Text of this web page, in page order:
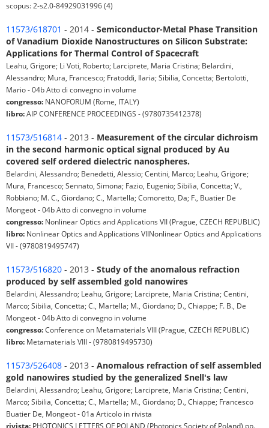
scopus: 2-s2.0-84929031996 (4)
11573/618701 - 2014 - Semiconductor-Metal Phase Transition
of Vanadium Dioxide Nanostructures on Silicon Substrate:
Applications for Thermal Control of Spacecraft
Leahu, Grigore; Li Voti, Roberto; Larciprete, Maria Cristina; Belardini,
Alessandro; Mura, Francesco; Fratoddi, Ilaria; Sibilia, Concetta; Bertolotti,
Mario - 04b Atto di convegno in volume
congresso: NANOFORUM (Rome, ITALY)
libro:AIP CONFERENCE PROCEEDINGS - (9780735412378)
11573/516814 - 2013 - Measurement of the circular dichroism
in the second harmonic optical signal produced by Au
covered self ordered dielectric nanospheres.
Belardini, Alessandro; Benedetti, Alessio; Centini, Marco; Leahu, Grigore;
Mura, Francesco; Sennato, Simona; Fazio, Eugenio; Sibilia, Concetta; V.,
Robbiano; M. C., Giordano; C., Martella; Comoretto, Da; F., Buatier De
Mongeot - 04b Atto di convegno in volume
congresso: Nonlinear Optics and Applications VII (Prague, CZECH REPUBLIC)
libro: Nonlinear Optics and Applications VIINonlinear Optics and Applications
VII - (9780819495747)
11573/516820 - 2013 - Study of the anomalous refraction
produced by self assembled gold nanowires
Belardini, Alessandro; Leahu, Grigore; Larciprete, Maria Cristina; Centini,
Marco; Sibilia, Concetta; C., Martella; M., Giordano; D., Chiappe; F. B., De
Mongeot - 04b Atto di convegno in volume
congresso:Conference on Metamaterials VIII (Prague, CZECH REPUBLIC)
libro: Metamaterials VIII - (9780819495730)
11573/526408 - 2013 - Anomalous refraction of self assembled
gold nanowires studied by the generalized Snell's law
Belardini, Alessandro; Leahu, Grigore; Larciprete, Maria Cristina; Centini,
Marco; Sibilia, Concetta; C., Martella; M., Giordano; D., Chiappe; Francesco
Buatier De, Mongeot - 01a Articolo in rivista
rivista: PHOTONICS LETTERS OF POLAND (Photonics Society of Poland) pp.